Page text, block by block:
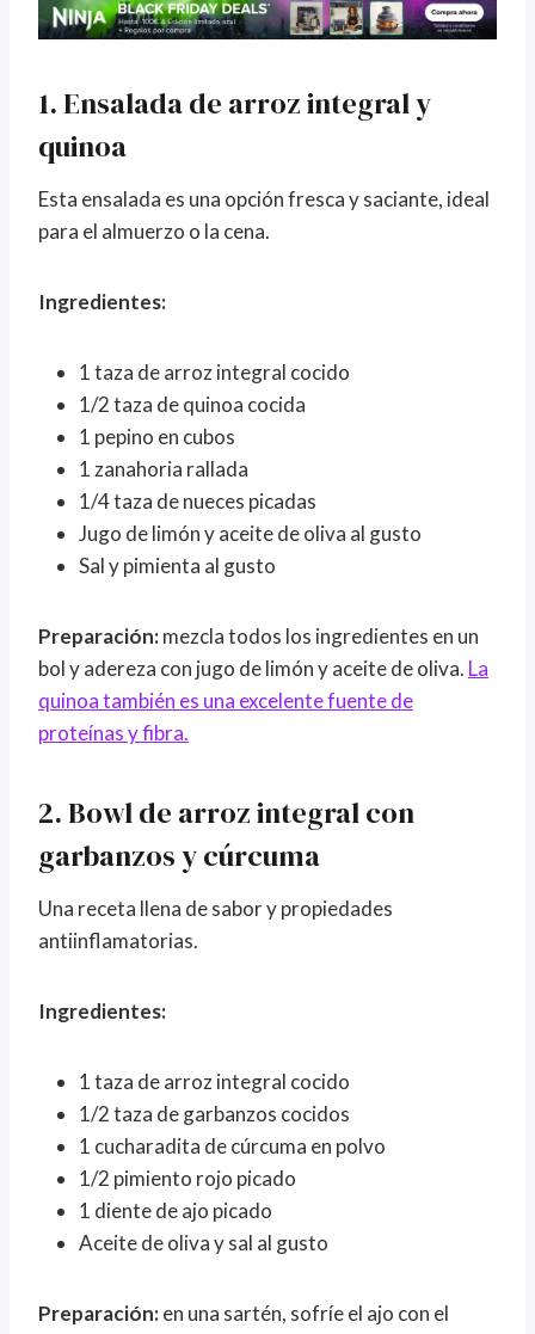
1. Ensalada de arroz integral y
quinoa
Esta ensalada es una opción fresca y saciante, ideal
para el almuerzo o la cena.
Ingredientes:
1 taza de arroz integral cocido
1/2 taza de quinoa cocida
1 pepino en cubos
1 zanahoria rallada
1/4 taza de nueces picadas
Jugo de limón y aceite de oliva al gusto
Sal y pimienta al gusto
Preparación:mezcla todos los ingredientes en un
bol y adereza con jugo de limón y aceite de oliva. La
quinoa también es una excelente fuente de
proteínas y fibra.
2. Bowl de arroz integral con
garbanzos y cúrcuma
Una receta llena de sabor y propiedades
antiinflamatorias.
Ingredientes:
1 taza de arroz integral cocido
1/2 taza de garbanzos cocidos
1 cucharadita de cúrcuma en polvo
1/2 pimiento rojo picado
1 diente de ajo picado
Aceite de oliva y sal al gusto
Preparación:en una sartén, sofríe el ajo con el